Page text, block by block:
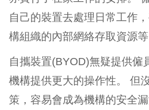
自己的裝置去處理日常工作
構組織的內部網絡存取資源等
自攜裝置(BYOD)無疑提供僱
機構提供更大的操作性。 但
策，容易會成為機構的安全